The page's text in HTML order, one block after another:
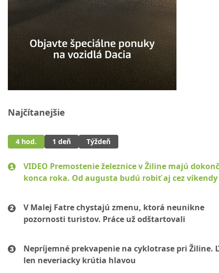
Najčítanejšie
4 hod. 1 deň Týždeň
VIDEO Premostenie železnice v Žiline majú
konca roka. Od augusta budú robiť aj cez víkendy
V Malej Fatre chystajú zmenu, ktorá neunikne
pozornosti turistov. Práce už odštartovali
Nepríjemné prekvapenie na cyklotrase pri Žiline.
len neveriacky krútia hlavou